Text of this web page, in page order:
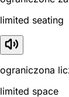
limited seating
ograniczona
limited space